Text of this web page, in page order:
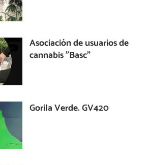
Asociación de usuarios de
cannabis "Basc"
Gorila Verde. GV420